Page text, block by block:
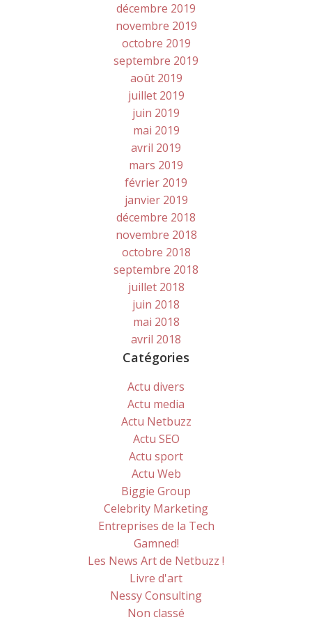
décembre 2019
novembre 2019
octobre 2019
septembre 2019
août 2019
juillet 2019
juin 2019
mai 2019
avril 2019
mars 2019
février 2019
janvier 2019
décembre 2018
novembre 2018
octobre 2018
septembre 2018
juillet 2018
juin 2018
mai 2018
avril 2018
Catégories
Actu divers
Actu media
Actu Netbuzz
Actu SEO
Actu sport
Actu Web
Biggie Group
Celebrity Marketing
Entreprises de la Tech
Gamned!
Les News Art de Netbuzz !
Livre d'art
Nessy Consulting
Non classé